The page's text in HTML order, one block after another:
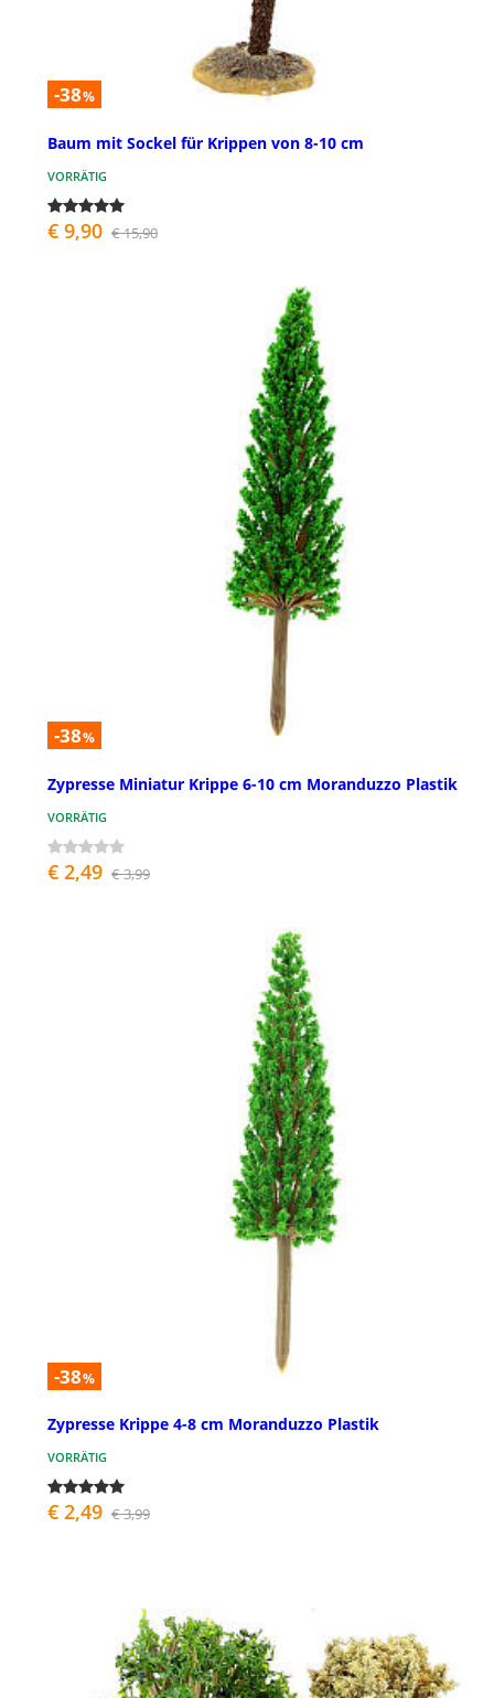
-38%
Baum mit Sockel für Krippen von 8-10 cm
VORRÄTIG
€ 9,90 € 15,90
-38%
Zypresse Miniatur Krippe 6-10 cm Moranduzzo Plastik
VORRÄTIG
€ 2,49 € 3,99
-38%
Zypresse Krippe 4-8 cm Moranduzzo Plastik
VORRÄTIG
€ 2,49 € 3,99